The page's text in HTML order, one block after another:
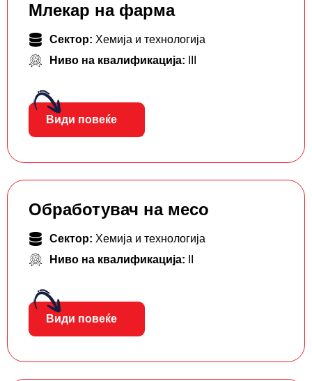
Млекар на фарма
Сектор: Хемија и технологија
Ниво на квалификација:
Види повеќе
Обработувач на месо
Сектор: Хемија и технологија
Ниво на квалификација:
Види повеќе